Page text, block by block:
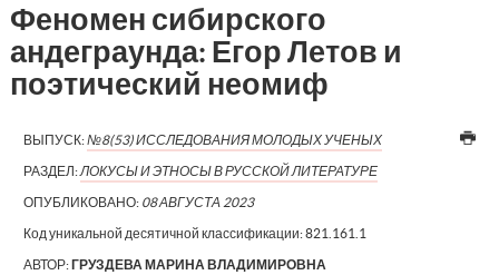
Феномен сибирского
андеграунда: Егор Летов и
поэтический неомиф
ВЫПУСК:№8(53) ИССЛЕДОВАНИЯ МОЛОДЫХ УЧЕНЫХ
РАЗДЕЛ:ЛОКУСЫ И ЭТНОСЫ В РУССКОЙ ЛИТЕРАТУРЕ
ОПУБЛИКОВАНО: 08 АВГУСТА 2023
Код уникальной десятичной классификации:821.161.1
АВТОР:ГРУЗДЕВА МАРИНА ВЛАДИМИРОВНА